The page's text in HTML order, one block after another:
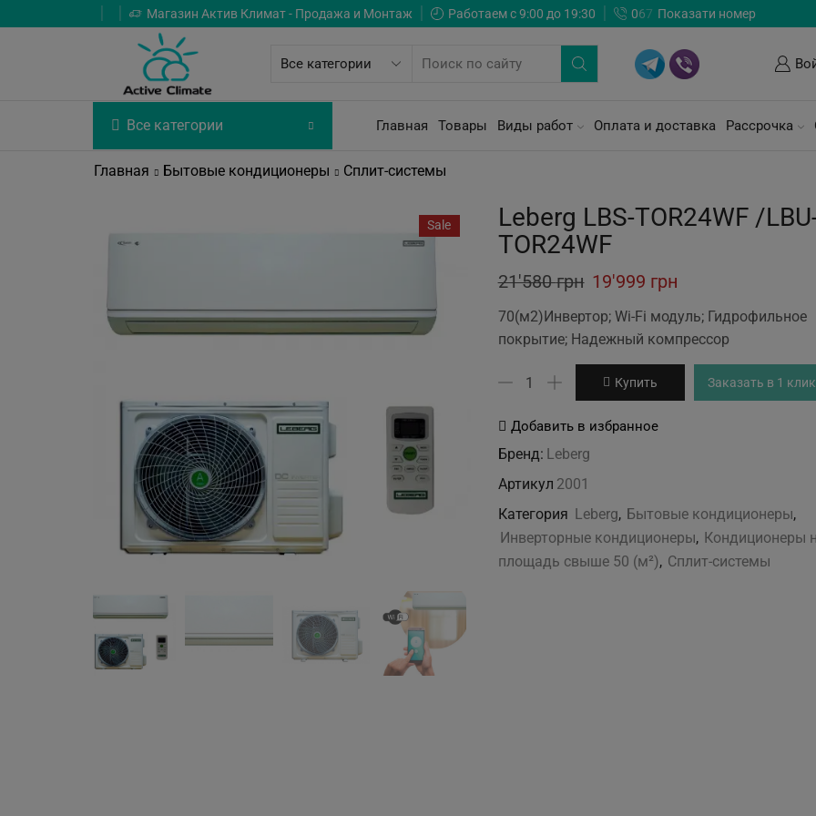
Магазин Актив Климат - Продажа и Монтаж Работаем с 9:00 до 19:30 067 Показати номер
Все категории Главная Товары Виды работ Оплата и доставка Рассрочка
Главная Бытовые кондиционеры Сплит-системы
Sale
Leberg LBS-TOR24WF /
TOR24WF
21'580грн Original
price
was:
21'580 грн.
19'999 грн
price
is:
19'999 грн.
70(м2)Инвертор; Wi-Fi модуль; Гидрофильное
покрытие; Надежный компрессор
Количество
Leberg
LBS-
/LBU-
TOR24WF
Купить Заказать в 1 клик
Добавить в избранное
Бренд: Leberg
Артикул 2001
Категория Leberg, Бытовые кондиционеры,
Инверторные кондиционеры, Кондиционеры
площадь свыше 50 (м²), Сплит-системы